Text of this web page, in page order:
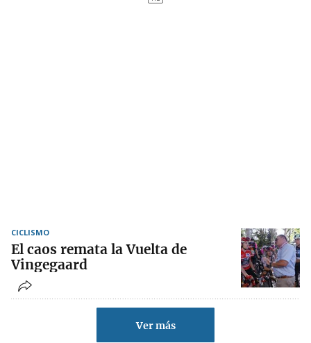
CICLISMO
El caos remata la Vuelta de
Vingegaard
Ver más